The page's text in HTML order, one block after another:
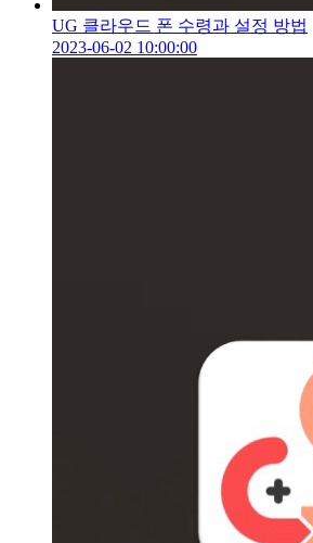
UG 클라우드 폰 수령과 설정 방법
2023-06-02 10:00:00